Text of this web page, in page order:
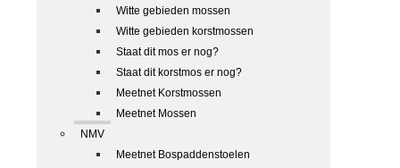
Witte gebieden mossen
Witte gebieden korstmossen
Staat dit mos er nog?
Staat dit korstmos er nog?
Meetnet Korstmossen
Meetnet Mossen
NMV
Meetnet Bospaddenstoelen